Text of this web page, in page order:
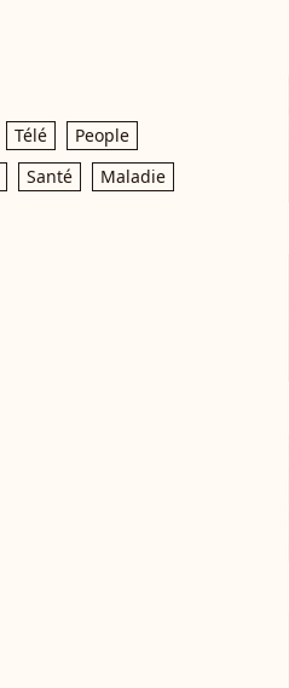
Télé
People
Santé Maladie